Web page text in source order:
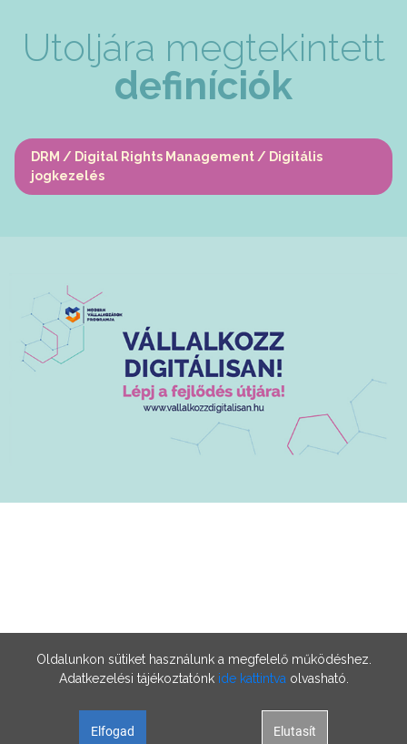
Utoljára megtekintett
definíciók
DRM / Digital Rights Management / Digitális
jogkezelés
Oldalunkon sütiket használunk a megfelelő működéshez.
Adatkezelési tájékoztatónk ide kattintva olvasható.
Elfogad Elutasít